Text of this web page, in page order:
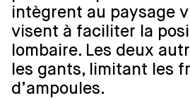
intègrent au paysage
visent à faciliter la
lombaire. Les deux
les gants, limitant les
d’ampoules.